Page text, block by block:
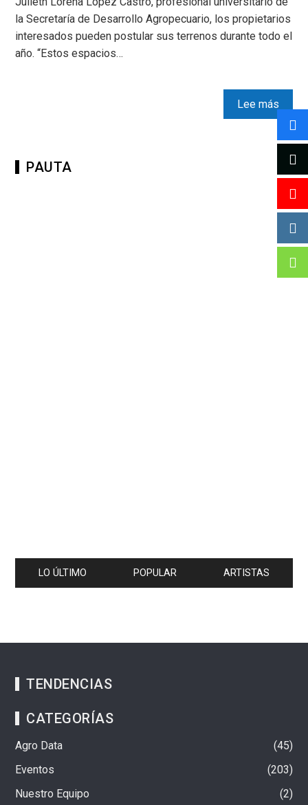
la Secretaría de Desarrollo Agropecuario, los propietarios
interesados pueden postular sus terrenos durante todo el
año. “Estos espacios…
Lee más
PAUTA
LO ÚLTIMO POPULAR ARTISTAS
TENDENCIAS
CATEGORÍAS
Agro Data
45
Eventos
203
Nuestro Equipo
2